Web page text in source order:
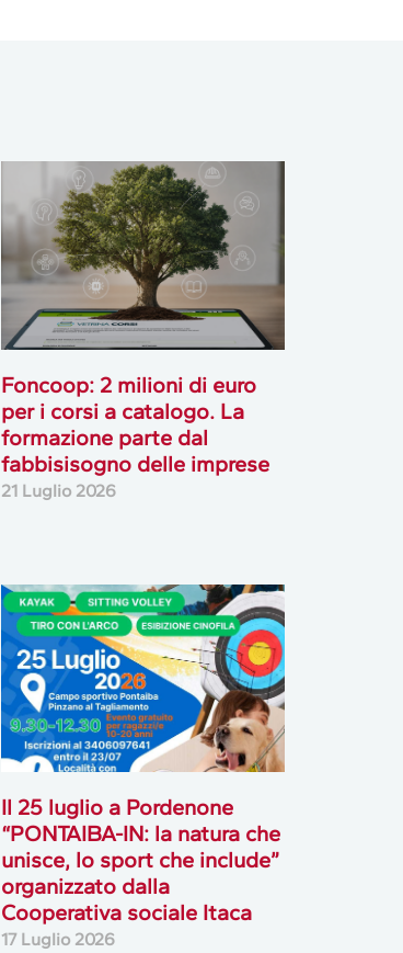
Foncoop: 2 milioni di euro
per i corsi a catalogo. La
formazione parte dal
fabbisisogno delle imprese
21 Luglio 2026
Il 25 luglio a Pordenone
“PONTAIBA-IN: la natura che
unisce, lo sport che include”
organizzato dalla
Cooperativa sociale Itaca
17 Luglio 2026